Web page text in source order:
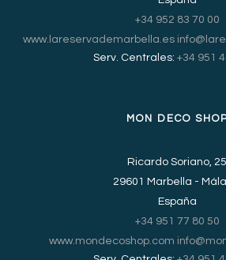
+34 952 83 70 00
www.lareservademarbella.es
Serv. Centrales: +34 951
MON DECO
Ricardo Soriano, 25
29601 Marbella -
España
+34 951 77 80 50
www.mondecoshop.com